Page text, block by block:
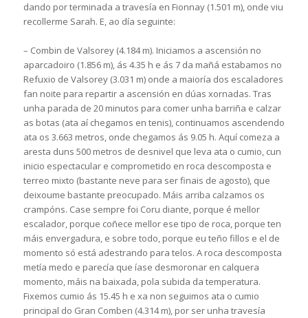
dando por terminada a travesía en Fionnay (1.501 m), onde viu
recollerme Sarah. E, ao día seguinte:
– Combin de Valsorey (4.184 m). Iniciamos a ascensión no
aparcadoiro (1.856 m), ás 4.35 h e ás 7 da mañá estabamos no
Refuxio de Valsorey (3.031 m) onde a maioría dos escaladores
fan noite para repartir a ascensión en dúas xornadas. Tras
unha parada de 20 minutos para comer unha barriña e calzar
as botas (ata aí chegamos en tenis), continuamos ascendendo
ata os 3.663 metros, onde chegamos ás 9.05 h. Aquí comeza a
aresta duns 500 metros de desnivel que leva ata o cumio, cun
inicio espectacular e comprometido en roca descomposta e
terreo mixto (bastante neve para ser finais de agosto), que
deixoume bastante preocupado. Máis arriba calzamos os
crampóns. Case sempre foi Coru diante, porque é mellor
escalador, porque coñece mellor ese tipo de roca, porque ten
máis envergadura, e sobre todo, porque eu teño fillos e el de
momento só está adestrando para telos. A roca descomposta
metía medo e parecía que íase desmoronar en calquera
momento, máis na baixada, pola subida da temperatura.
Fixemos cumio ás 15.45 h e xa non seguimos ata o cumio
principal do Gran Comben (4.314 m), por ser unha travesía